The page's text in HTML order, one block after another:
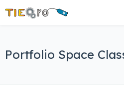
Portfolio Space